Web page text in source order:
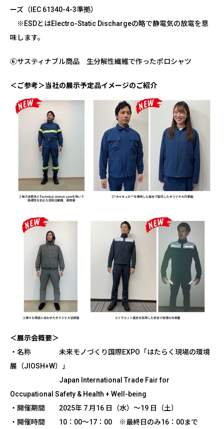
ーズ（IEC 61340-4-3準拠）
※ESDとはElectro-Static Dischargeの略で静電気の放電を意
味します。
⑥サスティナブル商品 生分解性繊維で作ったポロシャツ
＜ご参考＞当社の展示予定品イメージのご紹介
＜展示会概要＞
・名称 未来モノづくり国際EXPO「はたらく現場の環境
展（JIOSH+W）」
Japan International Trade Fair for
Occupational Safety & Health + Well-being
・開催期間 2025年 7 月16 日（水）〜19 日（土）
・開催時間 10：00～17：00 ※最終日のみ16：00まで